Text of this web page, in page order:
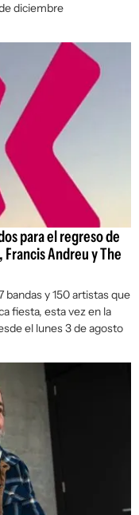
diciembre
para el regreso de
Francis Andreu y The
bandas y 150 artistas que
fiesta, esta vez en la
el lunes 3 de agosto